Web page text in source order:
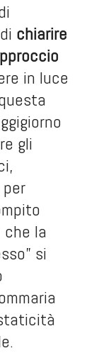
chiarire
in luce
gli
che la
si